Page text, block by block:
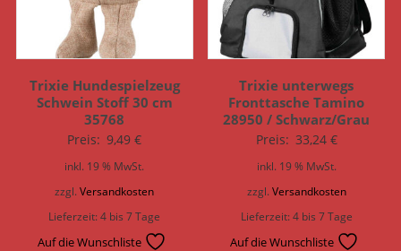
Trixie Hundespielzeug
Schwein Stoff 30 cm
35768
Preis: 9,49€
inkl. 19 % MwSt.
zzgl.Versandkosten
Lieferzeit:4 bis 7 Tage
Auf die Wunschliste
Trixie unterwegs
Fronttasche Tamino
28950 / Schwarz/Grau
Preis: 33,24 €
inkl. 19 % MwSt.
zzgl. Versandkosten
Lieferzeit:4 bis 7 Tage
Auf die Wunschliste